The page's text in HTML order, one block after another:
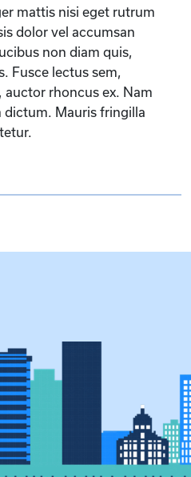
mattis nisi eget rutrum
dolor vel accumsan
non diam quis,
Fusce lectus sem,
rhoncus ex. Nam
Mauris fringilla